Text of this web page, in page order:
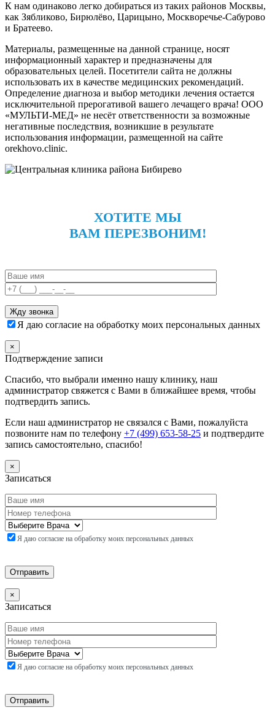
К нам одинаково легко добираться из таких районов Москвы,
как Зябликово, Бирюлёво, Царицыно, Москворечье-Сабурово
и Братеево.
Материалы, размещенные на данной странице, носят
информационный характер и предназначены для
образовательных целей. Посетители сайта не должны
использовать их в качестве медицинских рекомендаций.
Определение диагноза и выбор методики лечения остается
исключительной прерогативой вашего лечащего врача! ООО
«МУЛЬТИ-МЕД» не несёт ответственности за возможные
негативные последствия, возникшие в результате
использования информации, размещенной на сайте
orekhovo.clinic.
ХОТИТЕ МЫ
ВАМ ПЕРЕЗВОНИМ!
Я даю согласие на обработку моих персональных данных
×
Подтверждение записи
Спасибо, что выбрали именно нашу клинику, наш
администратор свяжется с Вами в ближайшее время, чтобы
подтвердить запись.
Если наш администратор не связался с Вами, пожалуйста
позвоните нам по телефону +7 (499) 653-58-25 и подтвердите
запись самостоятельно, спасибо!
×
Записаться
Я даю согласие на обработку моих персональных данных
×
Записаться
Я даю согласие на обработку моих персональных данных